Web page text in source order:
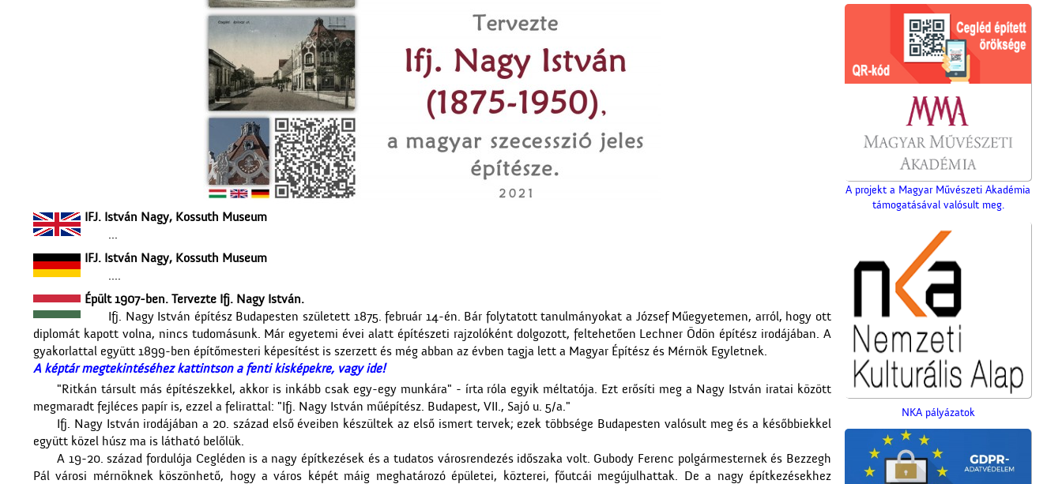
IFJ. István Nagy, Kossuth Museum
...
IFJ. István Nagy, Kossuth Museum
....
Épült 1907-ben. Tervezte Ifj. Nagy István.
Ifj. Nagy István építész Budapesten született 1875. február 14-én. Bár folytatott tanulmányokat a József Műegyetemen, arról, hogy ott
diplomát kapott volna, nincs tudomásunk. Már egyetemi évei alatt építészeti rajzolóként dolgozott, feltehetően Lechner Ödön építész irodájában. A
gyakorlattal együtt 1899-ben építőmesteri képesítést is szerzett és még abban az évben tagja lett a Magyar Építész és Mérnök Egyletnek.
A képtár megtekintéséhez kattintson a fenti kisképekre, vagy ide!
"Ritkán társult más építészekkel, akkor is inkább csak egy-egy munkára" - írta róla egyik méltatója. Ezt erősíti meg a Nagy István iratai között
megmaradt fejléces papír is, ezzel a felirattal: "Ifj. Nagy István műépítész. Budapest, VII., Sajó u. 5/a."
Ifj. Nagy István irodájában a 20. század első éveiben készültek az első ismert tervek; ezek többsége Budapesten valósult meg és a későbbiekkel
együtt közel húsz ma is látható belőlük.
A 19-20. század fordulója Cegléden is a nagy építkezések és a tudatos városrendezés időszaka volt. Gubody Ferenc polgármesternek és Bezzegh
Pál városi mérnöknek köszönhető, hogy a város képét máig meghatározó épületei, közterei, főutcái megújulhattak. De a nagy építkezésekhez
A projekt a Magyar Művészeti Akadémia
támogatásával valósult meg.
NKA pályázatok